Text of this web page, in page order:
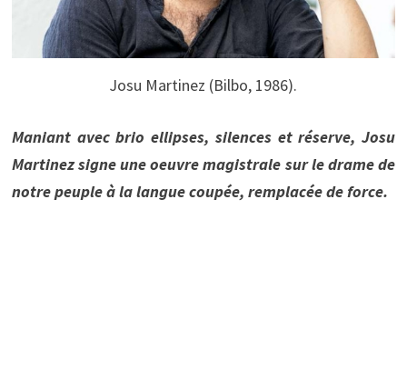
Josu Martinez (Bilbo, 1986).
Maniant avec brio ellipses, silences et réserve, Josu
Martinez signe une oeuvre magistrale sur le drame de
notre peuple à la langue coupée, remplacée de force.